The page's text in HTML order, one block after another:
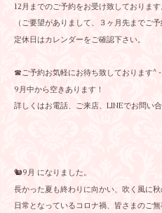
12月までのご予約をお受け致しております
（ご要望がありまして、３ヶ月先までご
定休日はカレンダーをご確認下さい。
☎︎ご予約お気軽にお待ち致しております^
9月中から空きあります！
詳しくはお電話、ご来店、LINEでお問い
🐿9月 になりました。
長かった夏も終わりに向かい、吹く風に
日常となっているコロナ禍、皆さまのご無